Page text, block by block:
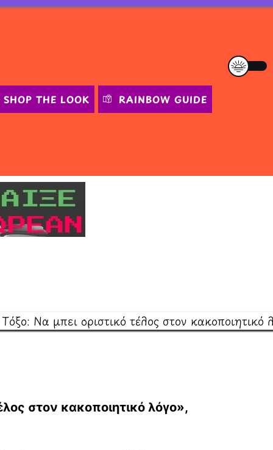
SHOP THE LOOK RAINBOW GUIDE
στον κακοποιητικό λόγο»,